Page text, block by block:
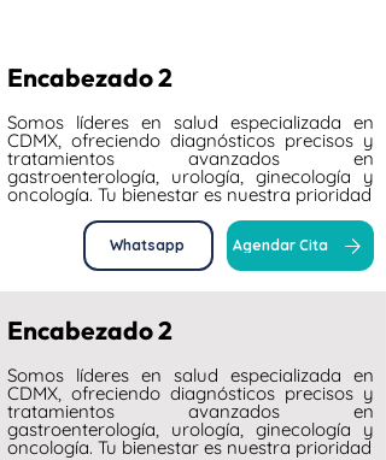
Encabezado 2
Somos líderes en salud especializada en
CDMX, ofreciendo diagnósticos precisos y
tratamientos avanzados en
gastroenterología, urología, ginecología y
oncología. Tu bienestar es nuestra prioridad
Whatsapp Agendar Cita
Encabezado 2
Somos líderes en salud especializada en
CDMX, ofreciendo diagnósticos precisos y
tratamientos avanzados en
gastroenterología, urología, ginecología y
oncología. Tu bienestar es nuestra prioridad